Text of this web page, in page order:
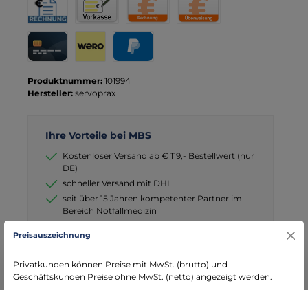
Produktnummer: 101994
Hersteller: servoprax
Ihre Vorteile bei MBS
Kostenloser Versand ab € 119,- Bestellwert (nur
DE)
schneller Versand mit DHL
seit über 15 Jahren kompetenter Partner im
Bereich Notfallmedizin
Preisauszeichnung
Privatkunden können Preise mit MwSt. (brutto) und
Geschäftskunden Preise ohne MwSt. (netto) angezeigt werden.